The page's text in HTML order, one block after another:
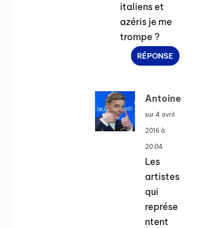
italiens et
azéris je me
trompe ?
RÉPONSE
Antoine
sur 4 avril
2016 à
20:04
Les
artistes
qui
représe
ntent